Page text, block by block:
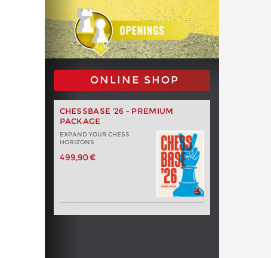
ONLINE SHOP
CHESSBASE '26 - PREMIUM
PACKAGE
EXPAND YOUR CHESS
HORIZONS
499,90 €